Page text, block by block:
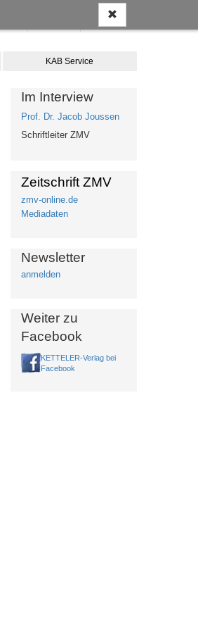
Warenkorb
KAB Service
Im Interview
Prof. Dr. Jacob Joussen
Schriftleiter ZMV
Zeitschrift ZMV
zmv-online.de
Mediadaten
Newsletter
anmelden
Weiter zu
Facebook
KETTELER-Verlag bei
Facebook